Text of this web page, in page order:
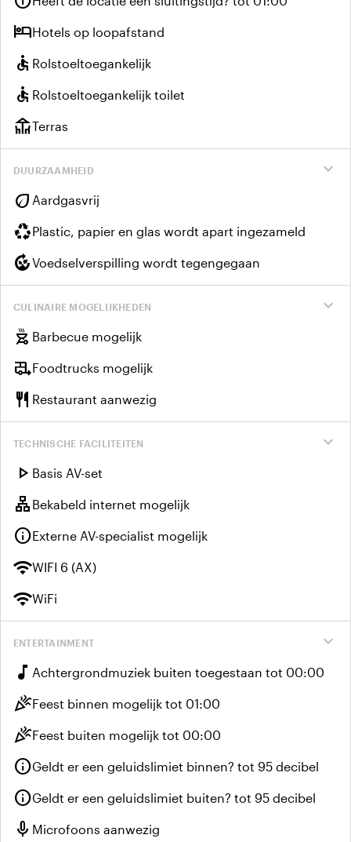
hotelHotels op loopafstand
accessible Rolstoeltoegankelijk
accessible Rolstoeltoegankelijk toilet
deckTerras
expand_more
DUURZAAMHEID
eco Aardgasvrij
recyclingPlastic, papier en glas wordt apart ingezameld
compostVoedselverspilling wordt tegengegaan
expand_more
CULINAIRE MOGELIJKHEDEN
outdoor_grill Barbecue mogelijk
rv_hookupFoodtrucks mogelijk
restaurant Restaurant aanwezig
expand_more
TECHNISCHE FACILITEITEN
play_arrow Basis AV-set
lan Bekabeld internet mogelijk
infoExterne AV-specialist mogelijk
wifiWIFI 6 (AX)
wifiWiFi
expand_more
ENTERTAINMENT
music_note Achtergrondmuziek buiten toegestaan tot 00:00
celebrationFeest binnen mogelijk tot 01:00
celebrationFeest buiten mogelijk tot 00:00
infoGeldt er een geluidslimiet binnen? tot 95 decibel
infoGeldt er een geluidslimiet buiten? tot 95 decibel
mic Microfoons aanwezig